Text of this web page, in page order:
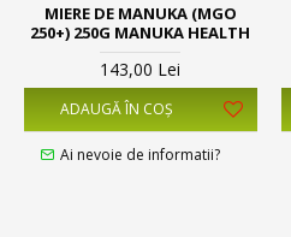
MIERE DE MANUKA (MGO
250+) 250G MANUKA HEALTH
143,00 Lei
ADAUGĂ ÎN COŞ
Ai nevoie de informatii?